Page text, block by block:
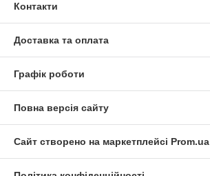
Контакти
Доставка та оплата
Графік роботи
Повна версія сайту
Сайт створено на маркетплейсі Prom.ua